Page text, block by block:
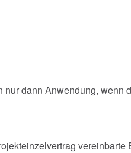
dann Anwendung,
vereinbarte